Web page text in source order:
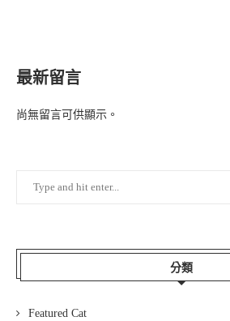
最新留言
尚無留言可供顯示。
分類
Featured Cat